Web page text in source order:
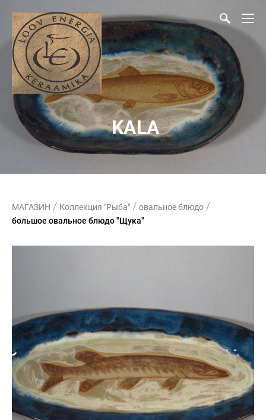
KALA
МАГАЗИН / Коллекция "Рыба" / овальное блюдо /
большое овальное блюдо "Щука"